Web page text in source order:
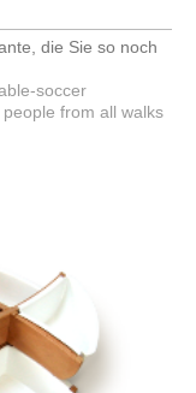
die Sie so noch
soccer
from all walks